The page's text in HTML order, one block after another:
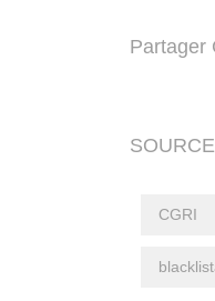
Partager
CGRI